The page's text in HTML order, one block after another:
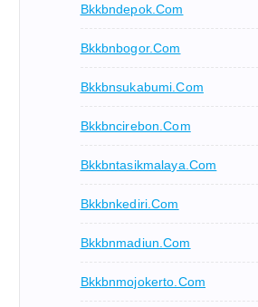
Bkkbndepok.com
Bkkbnbogor.com
Bkkbnsukabumi.com
Bkkbncirebon.com
Bkkbntasikmalaya.com
Bkkbnkediri.com
Bkkbnmadiun.com
Bkkbnmojokerto.com